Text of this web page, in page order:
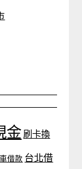
金 刷卡換
借款 台北借